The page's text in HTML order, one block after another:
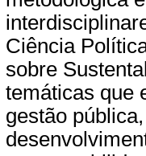
Ciência
sobre
temáticas que
gestão